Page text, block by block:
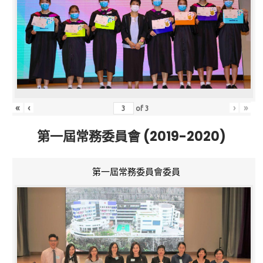
« ‹ of3 › »
第一屆常務委員會 (2019-2020)
第一屆常務委員會委員